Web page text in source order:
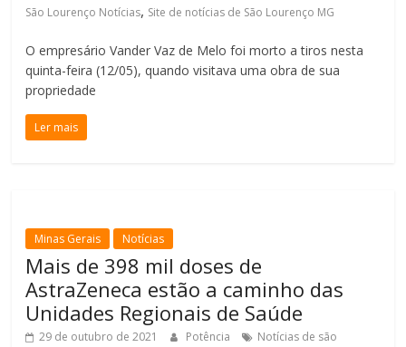
São Lourenço Notícias, Site de notícias de São Lourenço MG
O empresário Vander Vaz de Melo foi morto a tiros nesta
quinta-feira (12/05), quando visitava uma obra de sua
propriedade
Ler mais
Minas Gerais Notícias
Mais de 398 mil doses de
AstraZeneca estão a caminho das
Unidades Regionais de Saúde
29 de outubro de 2021 Potência
Notícias de são